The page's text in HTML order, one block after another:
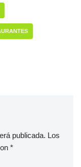
publicada. Los
*